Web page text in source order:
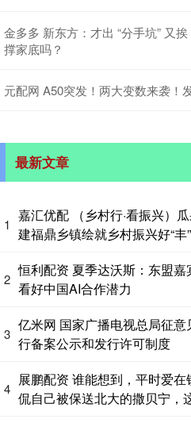
金多多 新东方：才出 “分手坑” 又
撑家底吗？
元配网 A50突发！两大变数来袭！
最新文章
1
嘉汇优配 （乡村行·看振兴）
建福鼎乡镇绘就乡村振兴好“丰
2
恒利配资 夏季达沃斯：东盟
看好中国AI合作潜力
3
亿米网 国家广播电视总局征
行备案公示和发行许可制度
4
展鹏配资 谁能想到，平时爱在
侃自己被保送北大的撒贝宁，